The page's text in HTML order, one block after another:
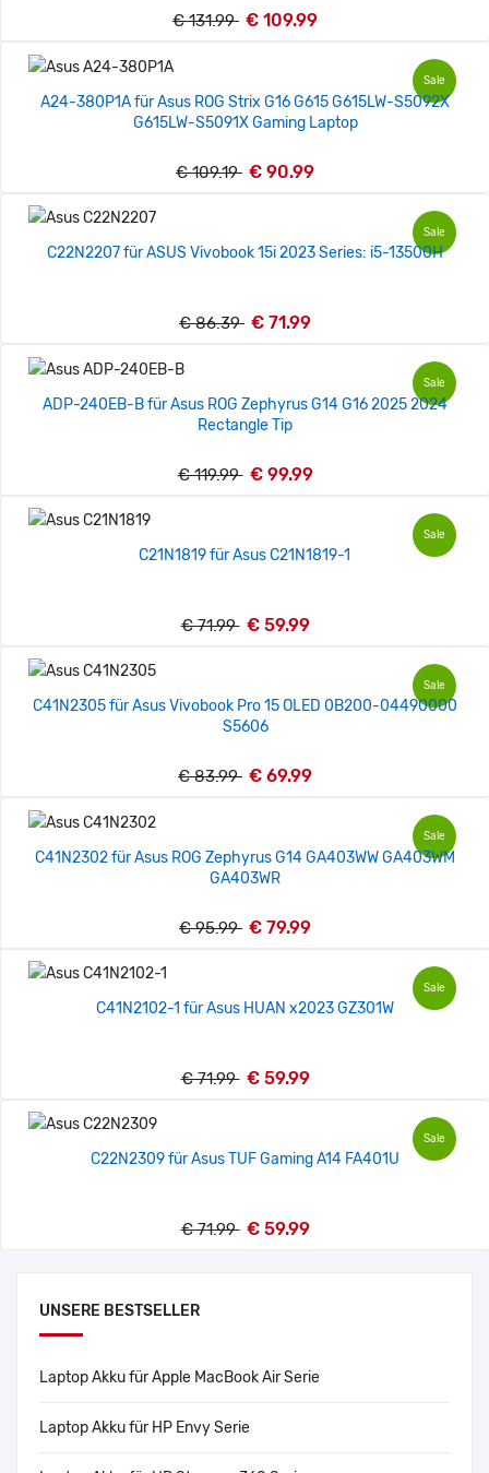
UNSERE BESTSELLER
Laptop Akku für Apple MacBook Air Serie
Laptop Akku für HP Envy Serie
€ 131.99 € 109.99
Sale
A24-380P1A für Asus ROG Strix G16 G615 G615LW-S5092X
G615LW-S5091X Gaming Laptop
€ 109.19 € 90.99
Sale
C22N2207 für ASUS Vivobook 15i 2023 Series: i5-13500H
€ 86.39 € 71.99
Sale
ADP-240EB-B für Asus ROG Zephyrus G14 G16 2025 2024
Rectangle Tip
€ 119.99 € 99.99
Sale
C21N1819 für Asus C21N1819-1
€ 71.99 € 59.99
Sale
C41N2305 für Asus Vivobook Pro 15 OLED 0B200-04490000
S5606
€ 83.99 € 69.99
Sale
C41N2302 für Asus ROG Zephyrus G14 GA403WW GA403WM
GA403WR
€ 95.99 € 79.99
Sale
C41N2102-1 für Asus HUAN x2023 GZ301W
€ 71.99 € 59.99
Sale
C22N2309 für Asus TUF Gaming A14 FA401U
€ 71.99 € 59.99